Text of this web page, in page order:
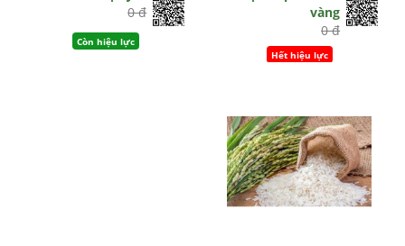
0 đ
Còn hiệu lực
vàng
0 đ
Hết hiệu lực